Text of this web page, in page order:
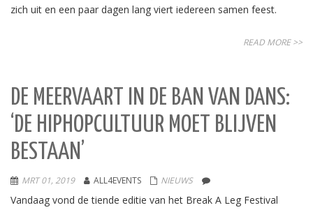
zich uit en een paar dagen lang viert iedereen samen feest.
READ MORE >>
DE MEERVAART IN DE BAN VAN DANS:
‘DE HIPHOPCULTUUR MOET BLIJVEN
BESTAAN’
MRT 01, 2019 ALL4EVENTS NIEUWS
Vandaag vond de tiende editie van het Break A Leg Festival